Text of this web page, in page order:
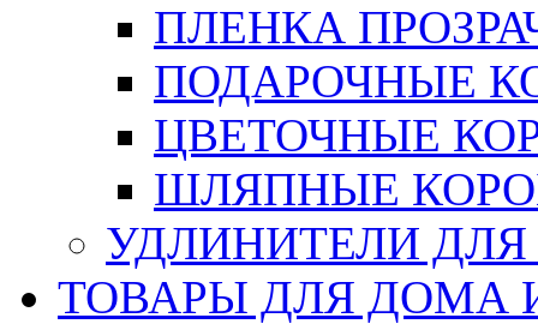
ПЛЕНКА
ПОДАРОЧНЫЕ
ЦВЕТОЧНЫЕ
ШЛЯПНЫЕ
УДЛИНИТЕЛИ
ТОВАРЫ ДЛЯ ДОМА